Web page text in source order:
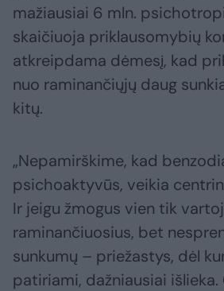
mažiausiai 6 mln.
skaičiuoja priklausomybių
atkreipdama dėmesį, kad
nuo raminančiųjų daug
kitų.
„Nepamirškime, kad
psichoaktyvūs, veikia
Ir jeigu žmogus vien tik
raminančiuosius, bet
sunkumų – priežastys, dėl
patiriami, dažniausiai